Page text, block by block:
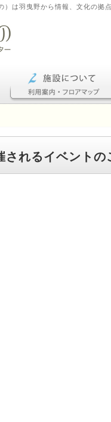
は羽曳野から情報、文化の拠
れるイベントの